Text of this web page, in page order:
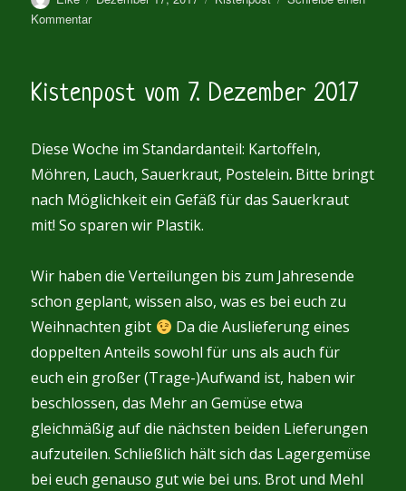
Kommentarzu
Dezember
2017
Kistenpost vom 7. Dezember 2017
Diese Woche im Standardanteil: Kartoffeln,
Möhren, Lauch, Sauerkraut, Postelein. Bitte bringt
nach Möglichkeit ein Gefäß für das Sauerkraut
mit! So sparen wir Plastik.
Wir haben die Verteilungen bis zum Jahresende
schon geplant, wissen also, was es bei euch zu
Weihnachten gibt
Da die Auslieferung eines
doppelten Anteils sowohl für uns als auch für
euch ein großer (Trage-)Aufwand ist, haben wir
beschlossen, das Mehr an Gemüse etwa
gleichmäßig auf die nächsten beiden Lieferungen
aufzuteilen. Schließlich hält sich das Lagergemüse
bei euch genauso gut wie bei uns. Brot und Mehl